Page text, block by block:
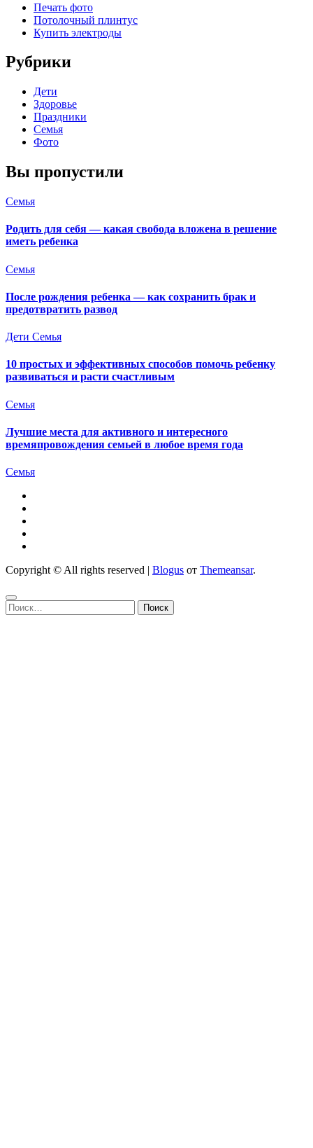
Печать фото
Потолочный плинтус
Купить электроды
Рубрики
Дети
Здоровье
Праздники
Семья
Фото
Вы пропустили
Семья
Родить для себя — какая свобода вложена в решение
иметь ребенка
Семья
После рождения ребенка — как сохранить брак и
предотвратить развод
Дети Семья
10 простых и эффективных способов помочь ребенку
развиваться и расти счастливым
Семья
Лучшие места для активного и интересного
времяпровождения семьей в любое время года
Семья
Copyright © All rights reserved | Blogus от Themeansar.
Найти: